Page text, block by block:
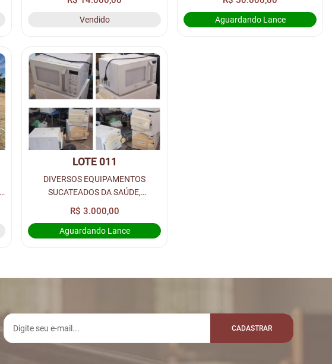
ORE-8384, RENAVAM:
01013493564.
Vendido
PLACA: SCF2G78, RENAVAM:
01333928685.
Aguardando Lance
LOTE 011
DIVERSOS EQUIPAMENTOS
SUCATEADOS DA SAÚDE,
EDUCAÇÃO E ASSISTENCIA
SOCIAL: ELETRODOMÉSTICOS,
CADEIRAS, ARMÁRIOS E ARQUIVOS
R$ 3.000,00
Aguardando Lance
CADASTRAR